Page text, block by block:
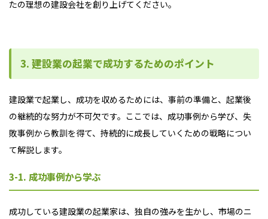
たの理想の建設会社を創り上げてください。
3. 建設業の起業で成功するためのポイント
建設業で起業し、成功を収めるためには、事前の準備と、起業後
の継続的な努力が不可欠です。ここでは、成功事例から学び、失
敗事例から教訓を得て、持続的に成長していくための戦略につい
て解説します。
3-1. 成功事例から学ぶ
成功している建設業の起業家は、独自の強みを生かし、市場のニ